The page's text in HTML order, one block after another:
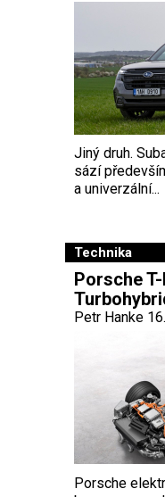
Jiný druh.
sází
a univerzální...
Technika
Porsche
Petr Hanke
Porsche